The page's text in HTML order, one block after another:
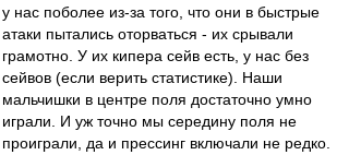
у нас поболее из-за того, что они в быстрые
атаки пытались оторваться - их срывали
грамотно. У их кипера сейв есть, у нас без
сейвов (если верить статистике). Наши
мальчишки в центре поля достаточно умно
играли. И уж точно мы середину поля не
проиграли, да и прессинг включали не редко.